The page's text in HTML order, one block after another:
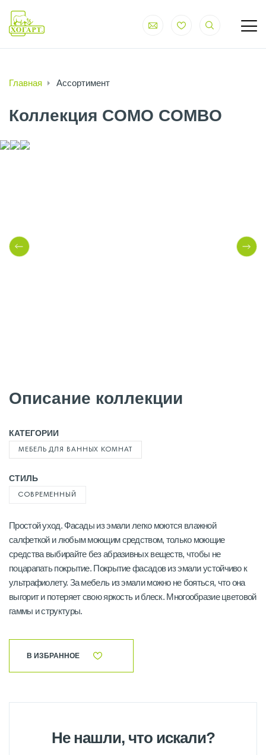
Главная Ассортимент
Коллекция COMO COMBO
Описание коллекции
КАТЕГОРИИ
МЕБЕЛЬ ДЛЯ ВАННЫХ КОМНАТ
СТИЛЬ
СОВРЕМЕННЫЙ
Простой уход. Фасады из эмали легко моются влажной
салфеткой и любым моющим средством, только моющие
средства выбирайте без абразивных веществ, чтобы не
поцарапать покрытие. Покрытие фасадов из эмали устойчиво к
ультрафиолету. За мебель из эмали можно не бояться, что она
выгорит и потеряет свою яркость и блеск. Многообразие цветовой
гаммы и структуры.
В ИЗБРАННОЕ
Не нашли, что искали?